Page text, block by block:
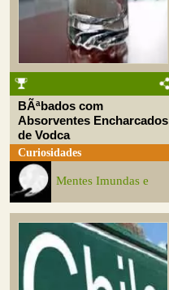
BÃªbados com
Absorventes Encharcados
de Vodca
Curiosidades
Mentes Imundas e